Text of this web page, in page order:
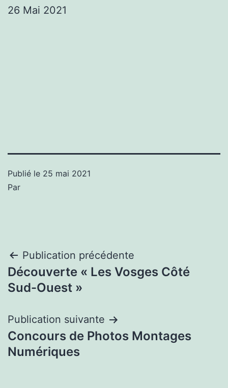
26 Mai 2021
Publié le 25 mai 2021
Par
Navigation
de
Publication précédente
Découverte « Les Vosges Côté
Sud-Ouest »
Publication suivante
Concours de Photos Montages
Numériques